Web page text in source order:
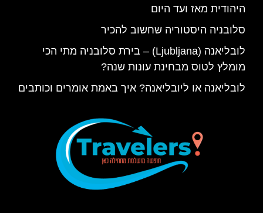
היהודית מאז ועד היום
סלובניה היסטוריה שחשוב להכיר
לובליאנה (Ljubljana) – בירת סלובניה מתי הכי
מומלץ לטוס מבחינת עונות שנה?
לובליאנה או ליובליאנה? איך באמת אומרים וכותבים